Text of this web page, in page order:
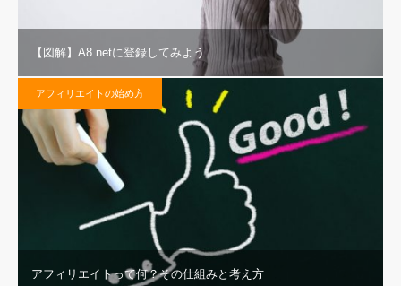
【図解】A8.netに登録してみよう
アフィリエイトの始め方
アフィリエイトって何？その仕組みと考え方